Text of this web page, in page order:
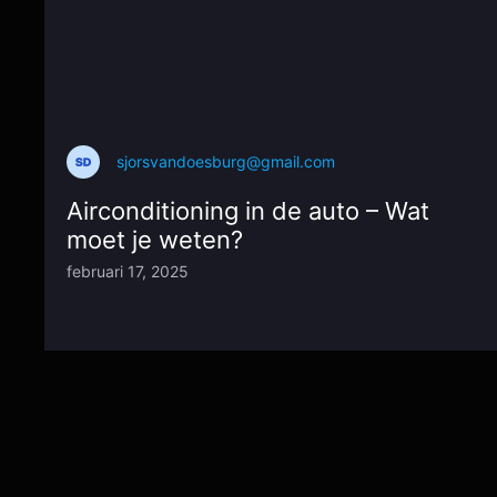
sjorsvandoesburg@gmail.com
Airconditioning in de auto – Wat
moet je weten?
februari 17, 2025